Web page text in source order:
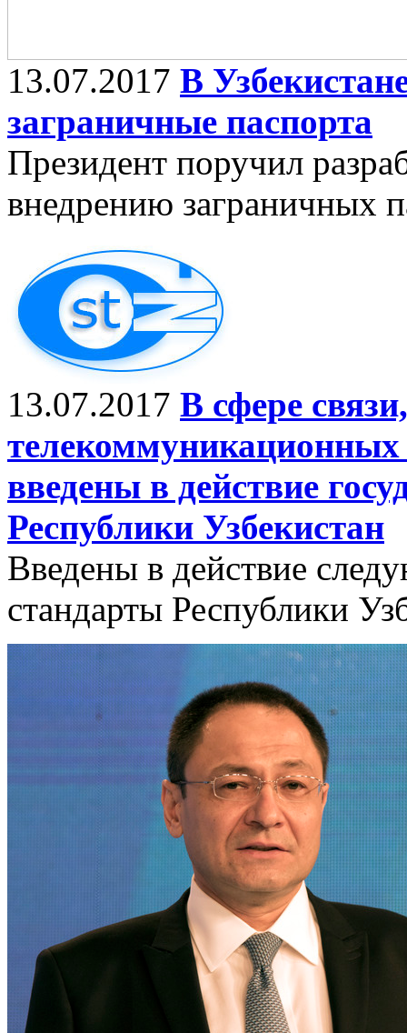
13.07.2017 В
заграничные паспорта
Президент поручил
внедрению заграничных
13.07.2017 В сфере
введены в действие
Республики Узбекистан
Введены в действие
стандарты Республики